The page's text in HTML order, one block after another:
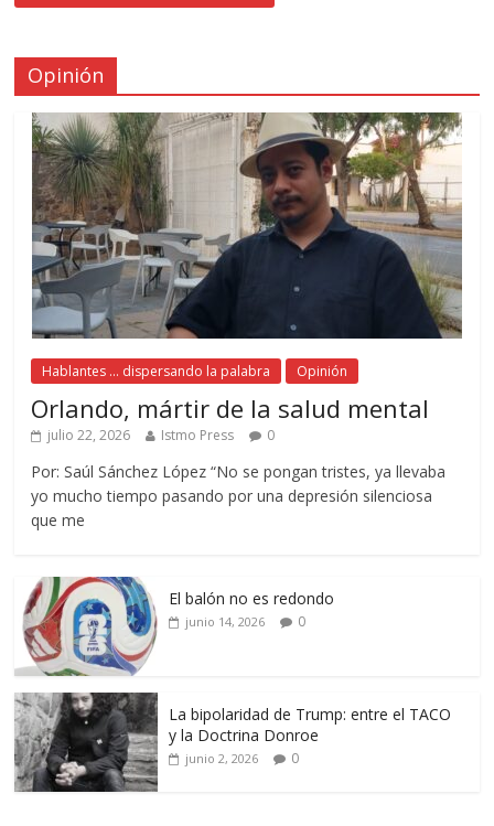
Opinión
Hablantes ... dispersando la palabra Opinión
Orlando, mártir de la salud mental
julio 22, 2026 Istmo Press 0
Por: Saúl Sánchez López “No se pongan tristes, ya llevaba
yo mucho tiempo pasando por una depresión silenciosa
que me
El balón no es redondo
junio 14, 2026 0
La bipolaridad de Trump: entre el TACO
y la Doctrina Donroe
junio 2, 2026 0